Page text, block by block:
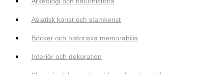
Asiatisk konst och stamkonst
Böcker och historiska memorabilia
Interiör och dekoration